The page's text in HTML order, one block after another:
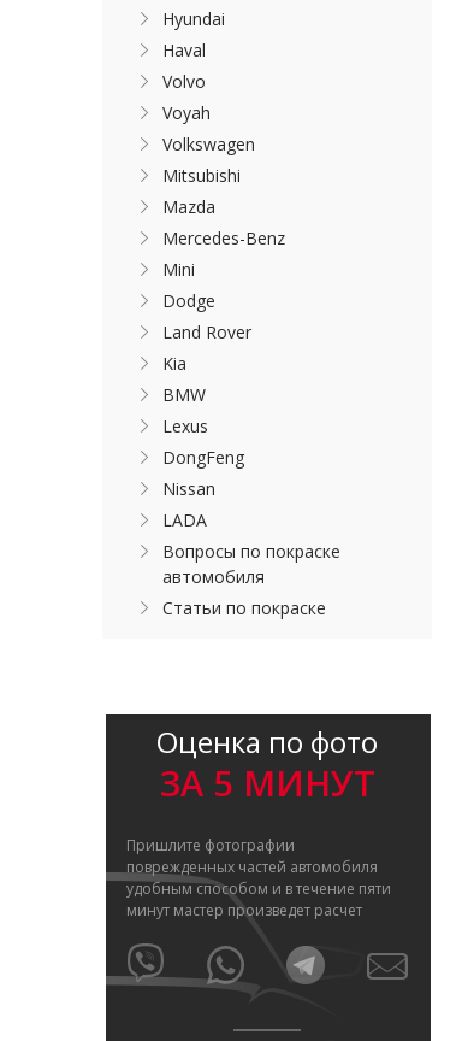
Hyundai
Haval
Volvo
Voyah
Volkswagen
Mitsubishi
Mazda
Mercedes-Benz
Mini
Dodge
Land Rover
Kia
BMW
Lexus
DongFeng
Nissan
LADA
Вопросы по покраске
автомобиля
Статьи по покраске
Оценка по фото
ЗА 5 МИНУТ
Пришлите фотографии
поврежденных частей автомобиля
удобным способом и в течение пяти
минут мастер произведет расчет